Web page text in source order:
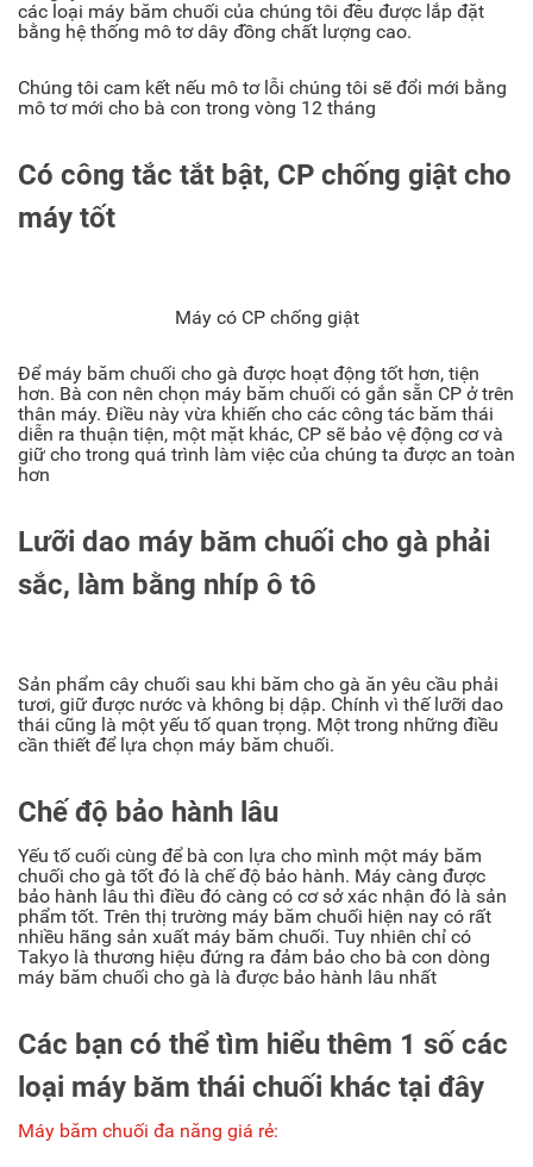
các loại máy băm chuối của chúng tôi đều được lắp đặt
bằng hệ thống mô tơ dây đồng chất lượng cao.
Chúng tôi cam kết nếu mô tơ lỗi chúng tôi sẽ đổi mới bằng
mô tơ mới cho bà con trong vòng 12 tháng
Có công tắc tắt bật, CP chống giật cho
máy tốt
Máy có CP chống giật
Để máy băm chuối cho gà được hoạt động tốt hơn, tiện
hơn. Bà con nên chọn máy băm chuối có gắn sẵn CP ở trên
thân máy. Điều này vừa khiến cho các công tác băm thái
diễn ra thuận tiện, một mặt khác, CP sẽ bảo vệ động cơ và
giữ cho trong quá trình làm việc của chúng ta được an toàn
hơn
Lưỡi dao máy băm chuối cho gà phải
sắc, làm bằng nhíp ô tô
Sản phẩm cây chuối sau khi băm cho gà ăn yêu cầu phải
tươi, giữ được nước và không bị dập. Chính vì thế lưỡi dao
thái cũng là một yếu tố quan trọng. Một trong những điều
cần thiết để lựa chọn máy băm chuối.
Chế độ bảo hành lâu
Yếu tố cuối cùng để bà con lựa cho mình một máy băm
chuối cho gà tốt đó là chế độ bảo hành. Máy càng được
bảo hành lâu thì điều đó càng có cơ sở xác nhận đó là sản
phẩm tốt. Trên thị trường máy băm chuối hiện nay có rất
nhiều hãng sản xuất máy băm chuối. Tuy nhiên chỉ có
Takyo là thương hiệu đứng ra đảm bảo cho bà con dòng
máy băm chuối cho gà là được bảo hành lâu nhất
Các bạn có thể tìm hiểu thêm 1 số các
loại máy băm thái chuối khác tại đây
Máy băm chuối đa năng giá rẻ: